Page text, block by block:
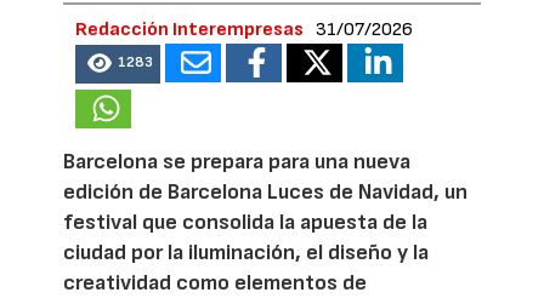
Redacción Interempresas 31/07/2026
1283
Barcelona se prepara para una nueva
edición de Barcelona Luces de Navidad, un
festival que consolida la apuesta de la
ciudad por la iluminación, el diseño y la
creatividad como elementos de